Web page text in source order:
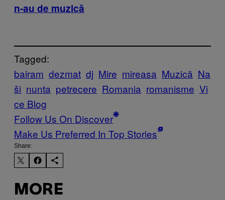
n-au de muzică
Tagged:
bairam dezmat dj Mire mireasa Muzică Na
ši nunta petrecere Romania romanisme Vi
ce Blog
Follow Us On Discover
Make Us Preferred In Top Stories
Share:
MORE